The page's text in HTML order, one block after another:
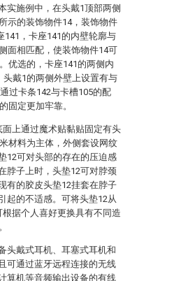
实施例中，在头戴1顶部两侧
示的装饰物件14，装饰物件
141，卡座141的内壁轮廓与
面相匹配，使装饰物件14可
优选的，卡座141的两侧内
戴1的两侧外壁上设置有与
过卡条142与卡槽105的配
固定更加牢靠。
上通过魔术贴黏贴固定有头
材料为主体，外侧套设网纹
12可对头部的存在的压迫感
脖子上时，头垫12可对脖颈
有的胶皮头垫12挂套在脖子
起的不适感。可将头垫12从
据个人喜好更换具有不同造
头戴式耳机、耳塞式耳机和
可通过蓝牙远程连接的无线
算机等音频输出设备的有线